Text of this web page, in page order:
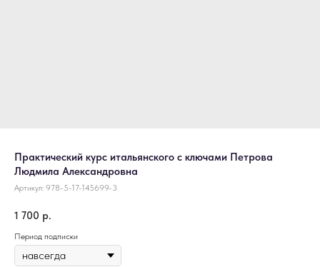
Практический курс итальянского с ключами Петрова
Людмила Александровна
Артикул: 978-5-17-145699-3
1 700 р.
Период подписки